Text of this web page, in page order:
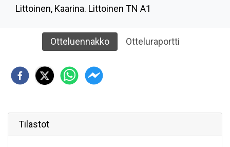
Littoinen, Kaarina. Littoinen TN A1
Otteluennakko Otteluraportti
Tilastot